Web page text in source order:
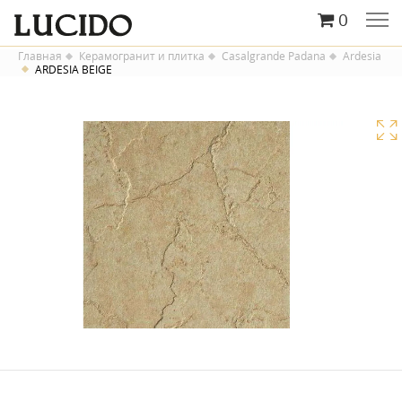
0
Главная Керамогранит и плитка Casalgrande Padana
Ardesia
ARDESIA BEIGE